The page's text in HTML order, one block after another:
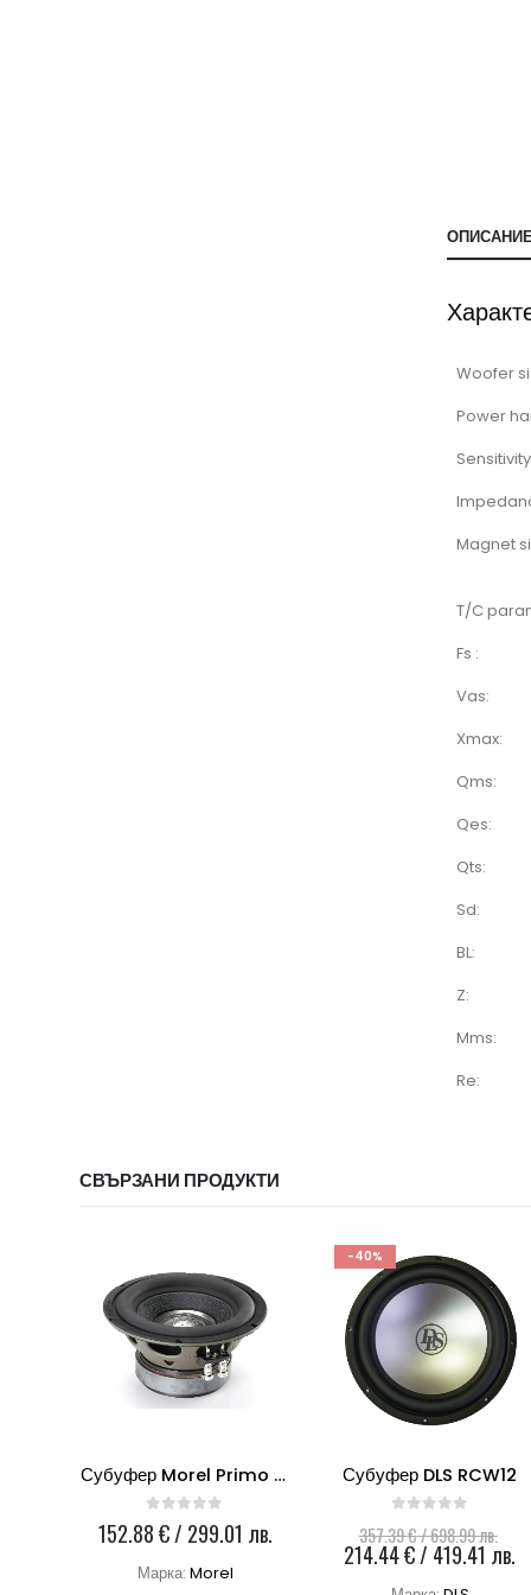
Woofer
Power
Magnet
T/C
Fs :
Vas:
Xmax:
Qms:
Qes:
Qts:
Sd:
BL:
Z:
Mms:
Re:
СВЪРЗАНИ ПРОДУКТИ
Субуфер Morel Primo 804
0 out of 5
152.88€/ 299.01 лв.
Марка: Morel
-40%
Субуфер DLS RCW12
357.39€/ 698.99 лв.
price
was:
214.44€/ 419.41 лв.